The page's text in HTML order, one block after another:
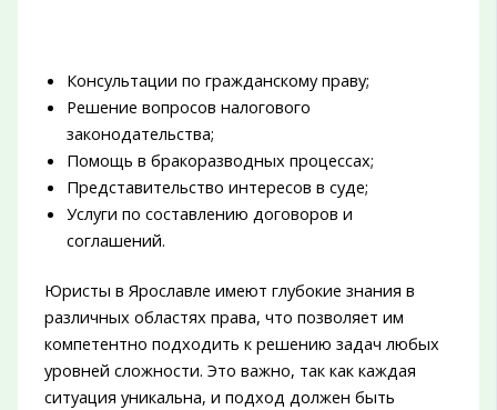
Консультации по гражданскому праву;
Решение вопросов налогового
законодательства;
Помощь в бракоразводных процессах;
Представительство интересов в суде;
Услуги по составлению договоров и
соглашений.
Юристы в Ярославле имеют глубокие знания в
различных областях права, что позволяет им
компетентно подходить к решению задач любых
уровней сложности. Это важно, так как каждая
ситуация уникальна, и подход должен быть